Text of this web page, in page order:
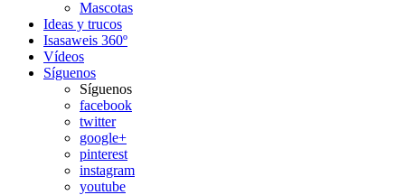
Mascotas
Ideas y trucos
Isasaweis 360º
Vídeos
Síguenos
Síguenos
facebook
twitter
google+
pinterest
instagram
youtube